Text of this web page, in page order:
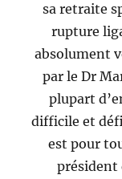
sa retraite
rupture
absolument
par le Dr
plupart
difficile et
est pour
président